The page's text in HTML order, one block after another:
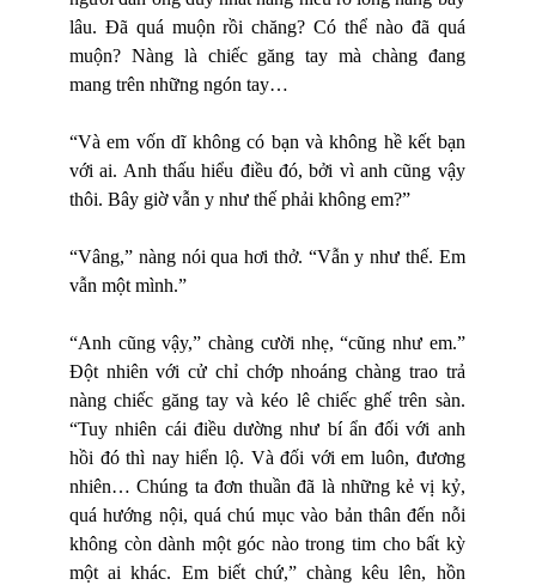
lâu. Đã quá muộn rồi chăng? Có thể nào đã quá
muộn? Nàng là chiếc găng tay mà chàng đang
mang trên những ngón tay…
“Và em vốn dĩ không có bạn và không hề kết bạn
với ai. Anh thấu hiểu điều đó, bởi vì anh cũng vậy
thôi. Bây giờ vẫn y như thế phải không em?”
“Vâng,” nàng nói qua hơi thở. “Vẫn y như thế. Em
vẫn một mình.”
“Anh cũng vậy,” chàng cười nhẹ, “cũng như em.”
Đột nhiên với cử chỉ chớp nhoáng chàng trao trả
nàng chiếc găng tay và kéo lê chiếc ghế trên sàn.
“Tuy nhiên cái điều dường như bí ẩn đối với anh
hồi đó thì nay hiển lộ. Và đối với em luôn, đương
nhiên… Chúng ta đơn thuần đã là những kẻ vị kỷ,
quá hướng nội, quá chú mục vào bản thân đến nỗi
không còn dành một góc nào trong tim cho bất kỳ
một ai khác. Em biết chứ,” chàng kêu lên, hồn